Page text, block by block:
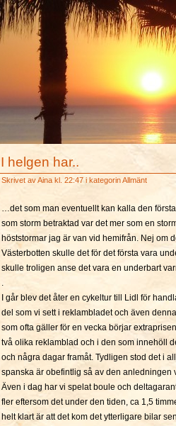
I helgen har..
Skrivet avAina kl. 22:47 i kategorinAllmänt
…det som man eventuellt kan kalla den
som storm betraktad var det mer som en
höststormar jag är van vid hemifrån. Nej om
Västerbotten skulle det för det första vara
skulle troligen anse det vara en underbart
.
I går blev det åter en cykeltur till Lidl för
del som vi sett i reklambladet och även
som ofta gäller för en vecka börjar
två olika reklamblad och i den som innehöll
och några dagar framåt. Tydligen stod det i
spanska är obefintlig så av den anledningen
Även i dag har vi spelat boule och
fler eftersom det under den tiden, ca 1,5
helt klart är att det kom det ytterligare bilar